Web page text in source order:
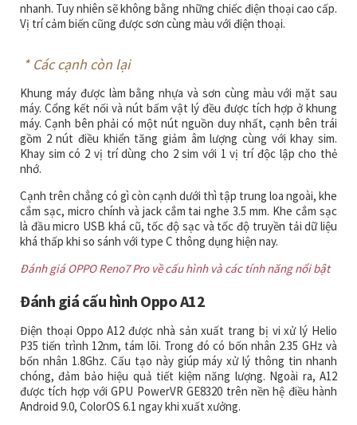
nhanh. Tuy nhiên sẽ không bằng những chiếc điện thoại cao cấp.
Vị trí cảm biến cũng được sơn cùng màu với điện thoại.
* Các cạnh còn lại
Khung máy được làm bằng nhựa và sơn cùng màu với mặt sau
máy. Cổng kết nối và nút bấm vật lý đều được tích hợp ở khung
máy. Cạnh bên phải có một nút nguồn duy nhất, cạnh bên trái
gồm 2 nút điều khiển tăng giảm âm lượng cùng với khay sim.
Khay sim có 2 vị trí dùng cho 2 sim với 1 vị trí độc lập cho thẻ
nhớ.
Cạnh trên chẳng có gì còn cạnh dưới thì tập trung loa ngoài, khe
cắm sạc, micro chính và jack cắm tai nghe 3.5 mm. Khe cắm sạc
là đầu micro USB khá cũ, tốc độ sạc và tốc độ truyền tải dữ liệu
khá thấp khi so sánh với type C thông dụng hiện nay.
Đánh giá OPPO Reno7 Pro về cấu hình và các tính năng nổi bật
Đánh giá cấu hình Oppo A12
Điện thoại Oppo A12 được nhà sản xuất trang bị vi xử lý Helio
P35 tiến trình 12nm, tám lõi. Trong đó có bốn nhân 2.35 GHz và
bốn nhân 1.8Ghz. Cấu tạo này giúp máy xử lý thông tin nhanh
chóng, đảm bảo hiệu quả tiết kiệm năng lượng. Ngoài ra, A12
được tích hợp với GPU PowerVR GE8320 trên nền hệ điều hành
Android 9.0, ColorOS 6.1 ngay khi xuất xưởng.